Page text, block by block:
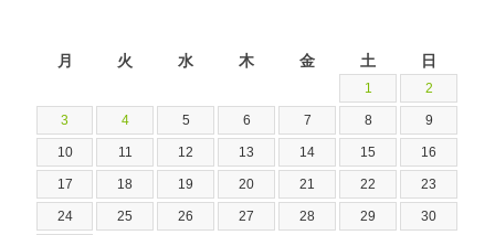
月 火 水 木 金 土 日
1 2
3 4 5 6 7 8 9
10 11 12 13 14 15 16
17 18 19 20 21 22 23
24 25 26 27 28 29 30